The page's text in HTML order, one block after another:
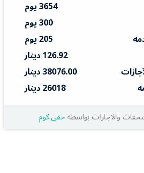
3654 يوم
300 يوم
205 يوم
126.92 دينار
38076.00 دينار
26018 دينار
والاجارات بواسطةحقي.كوم